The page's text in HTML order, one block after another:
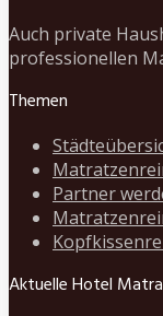
Auch private
professionellen
Themen
Partner
Aktuelle Hotel